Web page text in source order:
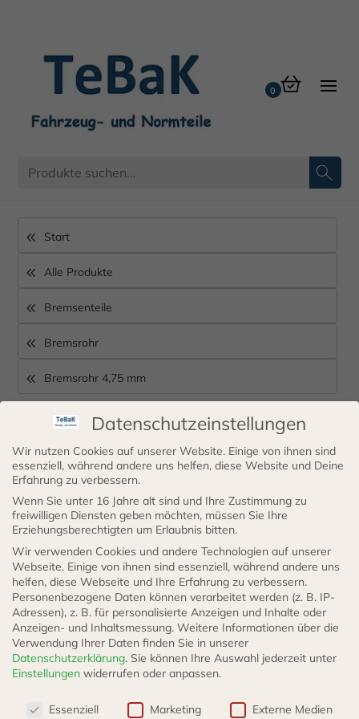
Start
Alle Produkte
Bremsenteile
Bremsrohr
Bremsrohr 4,75 mm
Es wurden keine Produkte gefunden, die
deiner Auswahl entsprechen.
Kontakt
kontaktieren Sie gerne unseren Kundenservice!
Datenschutzeinstellungen
Wir nutzen Cookies auf unserer Website. Einige von ihnen sind
essenziell, während andere uns helfen, diese Website und Deine
Erfahrung zu verbessern.
Wenn Sie unter 16 Jahre alt sind und Ihre Zustimmung zu
freiwilligen Diensten geben möchten, müssen Sie Ihre
Erziehungsberechtigten um Erlaubnis bitten.
Wir verwenden Cookies und andere Technologien auf unserer
Webseite. Einige von ihnen sind essenziell, während andere uns
helfen, diese Webseite und Ihre Erfahrung zu verbessern.
Personenbezogene Daten können verarbeitet werden (z. B. IP-
Adressen), z. B. für personalisierte Anzeigen und Inhalte oder
Anzeigen- und Inhaltsmessung. Weitere Informationen über die
Verwendung Ihrer Daten finden Sie in unserer
Datenschutzerklärung. Sie können Ihre Auswahl jederzeit unter
Einstellungen widerrufen oder anpassen.
Essenziell Marketing Externe Medien